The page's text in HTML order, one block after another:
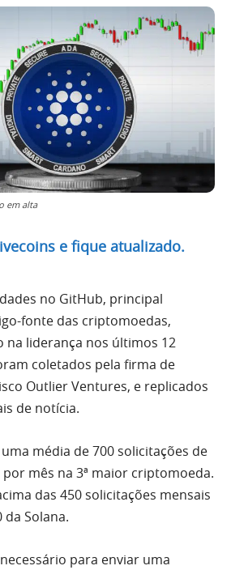
em alta
e fique atualizado.
no GitHub, principal
fonte das criptomoedas,
na liderança nos últimos 12
coletados pela firma de
Outlier Ventures, e replicados
de notícia.
média de 700 solicitações de
por mês na 3ª maior criptomoeda.
das 450 solicitações mensais
da Solana.
para enviar uma